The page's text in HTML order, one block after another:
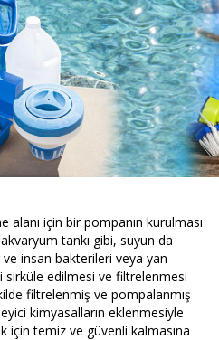
alanı için bir pompanın kurulması
tankı gibi, suyun da
ve insan bakterileri veya yan
sirküle edilmesi ve filtrelenmesi
filtrelenmiş ve pompalanmış
kimyasalların eklenmesiyle
için temiz ve güvenli kalmasına